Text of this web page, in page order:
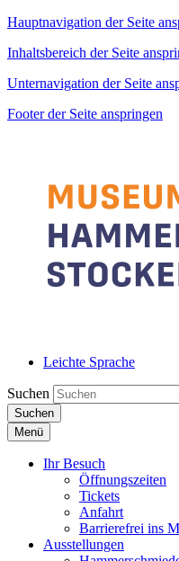
Hauptnavigation der Seite
Inhaltsbereich der Seite
Unternavigation der Seite
Footer der Seite anspringen
Leichte Sprache
Suchen
Suchen
Menü
Ihr Besuch
Öffnungszeiten
Tickets
Anfahrt
Barrierefrei ins
Ausstellungen